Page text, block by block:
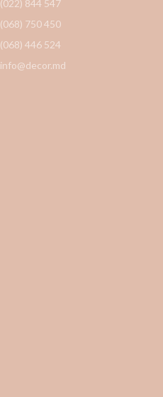
(022) 844 547
(068) 750 450
(068) 446 524
info@decor.md